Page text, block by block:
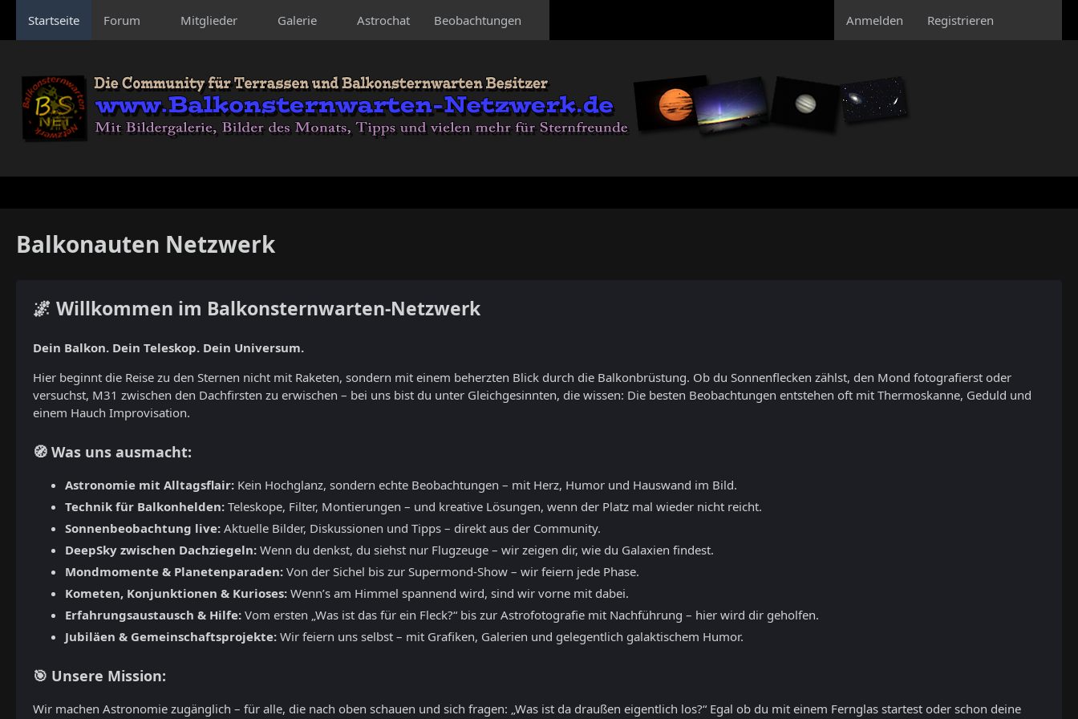
Startseite Forum Mitglieder Galerie Astrochat Beobachtungen Anmelden Registrieren
Balkonauten Netzwerk
🌌 Willkommen im Balkonsternwarten-Netzwerk
Dein Balkon. Dein Teleskop. Dein Universum.
Hier beginnt die Reise zu den Sternen nicht mit Raketen, sondern mit einem beherzten Blick durch die Balkonbrüstung. Ob du Sonnenflecken zählst, den Mond fotografierst oder
versuchst, M31 zwischen den Dachfirsten zu erwischen – bei uns bist du unter Gleichgesinnten, die wissen: Die besten Beobachtungen entstehen oft mit Thermoskanne, Geduld und
einem Hauch Improvisation.
🧭 Was uns ausmacht:
Astronomie mit Alltagsflair: Kein Hochglanz, sondern echte Beobachtungen – mit Herz, Humor und Hauswand im Bild.
Technik für Balkonhelden: Teleskope, Filter, Montierungen – und kreative Lösungen, wenn der Platz mal wieder nicht reicht.
Sonnenbeobachtung live: Aktuelle Bilder, Diskussionen und Tipps – direkt aus der Community.
DeepSky zwischen Dachziegeln: Wenn du denkst, du siehst nur Flugzeuge – wir zeigen dir, wie du Galaxien findest.
Mondmomente & Planetenparaden: Von der Sichel bis zur Supermond-Show – wir feiern jede Phase.
Kometen, Konjunktionen & Kurioses: Wenn’s am Himmel spannend wird, sind wir vorne mit dabei.
Erfahrungsaustausch & Hilfe: Vom ersten „Was ist das für ein Fleck?“ bis zur Astrofotografie mit Nachführung – hier wird dir geholfen.
Jubiläen & Gemeinschaftsprojekte: Wir feiern uns selbst – mit Grafiken, Galerien und gelegentlich galaktischem Humor.
🎯 Unsere Mission:
Wir machen Astronomie zugänglich – für alle, die nach oben schauen und sich fragen: „Was ist da draußen eigentlich los?“ Egal ob du mit einem Fernglas startest oder schon deine